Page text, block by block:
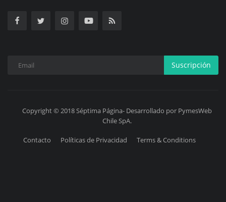
Suscripción
Copyright © 2018 Séptima Página- Desarrollado por PymesWeb
Chile SpA.
Contacto Políticas de Privacidad Terms & Conditions